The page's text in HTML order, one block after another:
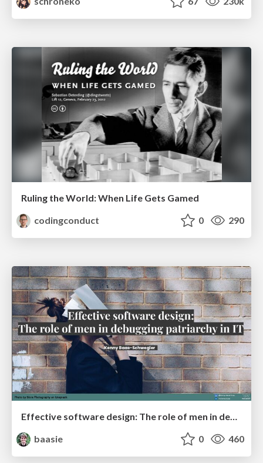
Ruling the World: When Life Gets Gamed
codingconduct
0 290
Effective software design: The role of men in debugging patriarchy in IT @ Voxxed Days AMS
baasie
0 460